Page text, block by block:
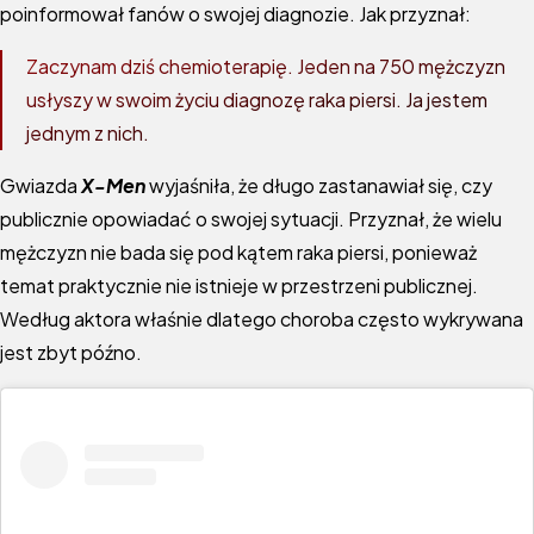
poinformował fanów o swojej diagnozie. Jak przyznał:
Zaczynam dziś chemioterapię. Jeden na 750 mężczyzn
usłyszy w swoim życiu diagnozę raka piersi. Ja jestem
jednym z nich.
GwiazdaX-Menwyjaśniła, że długo zastanawiał się, czy
publicznie opowiadać o swojej sytuacji. Przyznał, że wielu
mężczyzn nie bada się pod kątem raka piersi, ponieważ
temat praktycznie nie istnieje w przestrzeni publicznej.
Według aktora właśnie dlatego choroba często wykrywana
jest zbyt późno.